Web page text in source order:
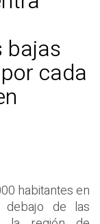
bajas
cada
habitantes en
debajo de las